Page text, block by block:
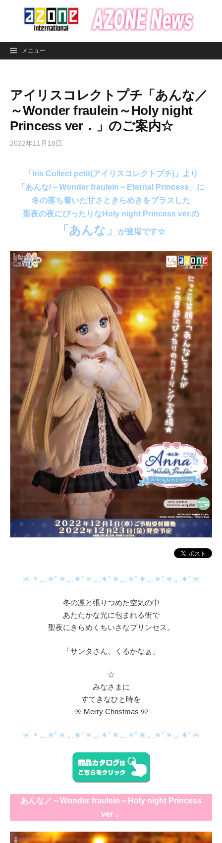
ン
メニュー
アイリスコレクトプチ「あんな／
～Wonder fraulein～Holy night
Princess ver．」のご案内☆
2022年11月18日
「Iris Collect petit(アイリスコレクトプチ)」より
「あんな/～Wonder fraulein～Eternal Princess」に
冬の落ち着いた甘さときらめきをプラスした
聖夜の夜にぴったりなHoly night Princess ver.の
「あんな」 が登場です☆
୨୧ ＊.｡.＊ﾟ＊.｡.＊ﾟ＊.｡.＊ﾟ＊.｡.＊ﾟ＊.｡.＊ﾟ＊.｡.＊ﾟ୨୧
冬の凛と張りつめた空気の中
あたたかな光に包まれる街で
聖夜にきらめくちいさなプリンセス。
「サンタさん、くるかなぁ」
☆
みなさまに
すてきなひと時を
୨୧ Merry Christmas ୨୧
୨୧ ＊.｡.＊ﾟ＊.｡.＊ﾟ＊.｡.＊ﾟ＊.｡.＊ﾟ＊.｡.＊ﾟ＊.｡.＊ﾟ୨୧
あんな／～Wonder fraulein～Holy night Princess
ver．